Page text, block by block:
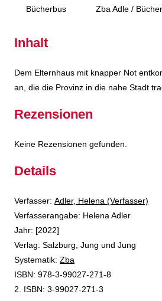
Bücherbus Zba Adle /
Inhalt
Dem Elternhaus mit knapper Not
an, die die Provinz in die nahe Stadt
Rezensionen
Keine Rezensionen gefunden.
Details
Verfasser: Suche nach diesem Verfasser
Adler, Helena (Verfasser)
Verfasserangabe: Helena Adler
Jahr: [2022]
Verlag: Salzburg, Jung und Jung
opens in new tab
Diesen Link in neuem Tab öffnen
Systematik: Suche nach dieser
Zba
Suche nach diesem Interessenskreis
ISBN: 978-3-99027-271-8
2. ISBN: 3-99027-271-3